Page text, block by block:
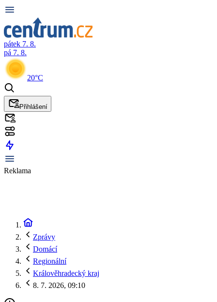
pátek 7. 8.
pá 7. 8.
20°C
Přihlášení
Reklama
Zprávy
Domácí
Regionální
Králověhradecký kraj
8. 7. 2026, 09:10